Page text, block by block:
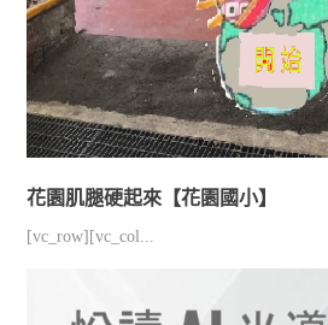
花園肌腿硬起來【花園國小】
[vc_row][vc_col...